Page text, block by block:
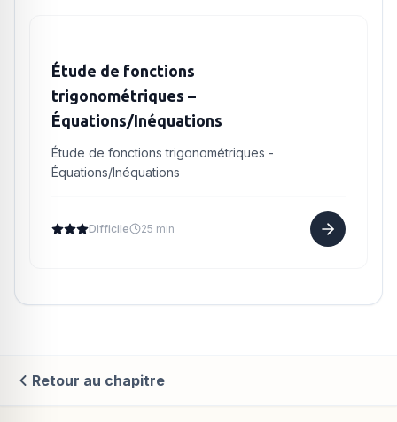
Étude de fonctions
trigonométriques –
Équations/Inéquations
Étude de fonctions trigonométriques -
Équations/Inéquations
Difficile 25 min
Retour au chapitre